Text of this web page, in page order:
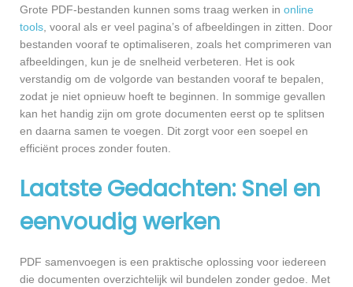
Grote PDF-bestanden kunnen soms traag werken in online
tools , vooral als er veel pagina’s of afbeeldingen in zitten. Door
bestanden vooraf te optimaliseren, zoals het comprimeren van
afbeeldingen, kun je de snelheid verbeteren. Het is ook
verstandig om de volgorde van bestanden vooraf te bepalen,
zodat je niet opnieuw hoeft te beginnen. In sommige gevallen
kan het handig zijn om grote documenten eerst op te splitsen
en daarna samen te voegen. Dit zorgt voor een soepel en
efficiënt proces zonder fouten.
Laatste Gedachten: Snel en
eenvoudig werken
PDF samenvoegen is een praktische oplossing voor iedereen
die documenten overzichtelijk wil bundelen zonder gedoe. Met